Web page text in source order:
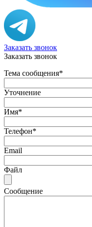
Заказать звонок
Заказать звонок
Тема сообщения*
Уточнение
Имя*
Телефон*
Email
Файл
Сообщение